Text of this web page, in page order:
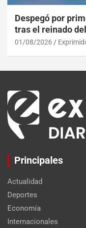
Despegó por
tras el reinado
01/08/2026
Principales
Actualidad
Deportes
Economía
Internacionales